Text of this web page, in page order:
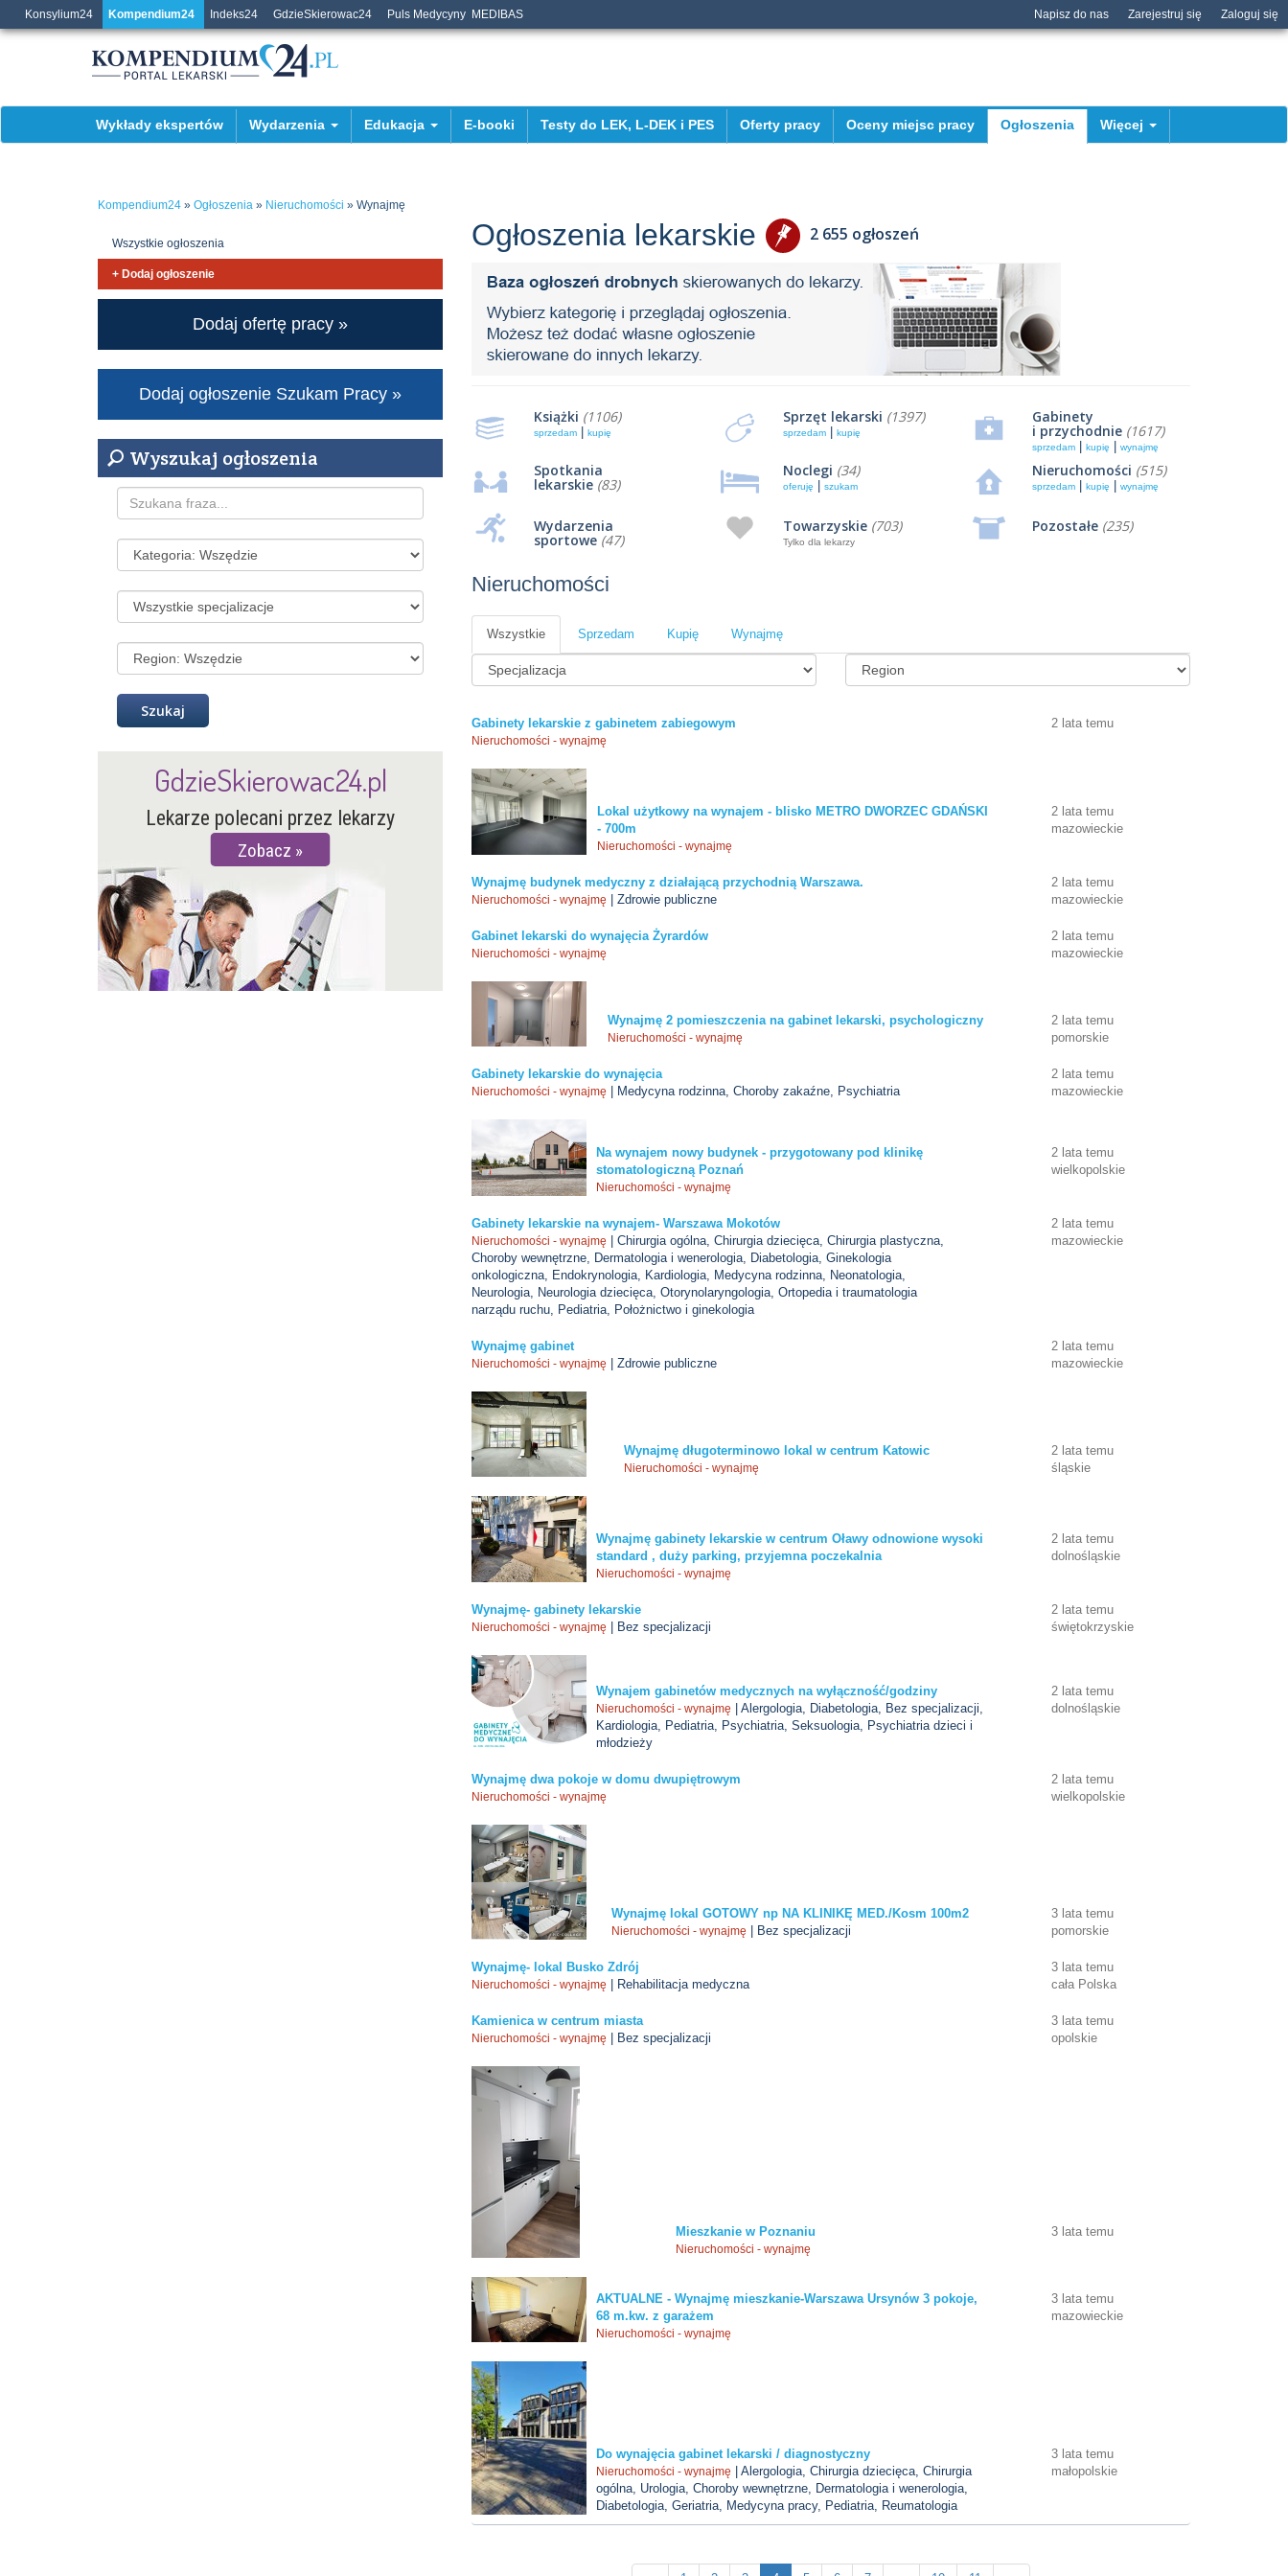
Konsylium24 Kompendium24 Indeks24 GdzieSkierowac24 Puls Medycyny MEDIBAS Napisz do nas Zarejestruj się Zaloguj się
Wykłady ekspertów Wydarzenia Edukacja E-booki Testy do LEK, L-DEK i PES Oferty pracy Oceny miejsc pracy Ogłoszenia Więcej
Kompendium24 » Ogłoszenia » Nieruchomości » Wynajmę
Wszystkie ogłoszenia
+ Dodaj ogłoszenie
Dodaj ofertę pracy »
Dodaj ogłoszenie Szukam Pracy »
Wyszukaj ogłoszenia
Lekarze polecani przez lekarzy
Zobacz
GdzieSkierowac24.pl
Ogłoszenia lekarskie 2 655 ogłoszeń
Książki (1106)
sprzedam| kupię
Sprzęt lekarski (1397)
sprzedam| kupię
Gabinety
i przychodnie(1617)
sprzedam| kupię wynajmę
Spotkania
lekarskie(83)
Noclegi (34)
oferuję szukam
Nieruchomości (515)
sprzedam| kupię wynajmę
Wydarzenia
sportowe(47)
Towarzyskie(703)
Tylko dla lekarzy
Pozostałe(235)
Nieruchomości
Wszystkie Sprzedam Kupię Wynajmę
Gabinety lekarskie z gabinetem zabiegowym
Nieruchomości - wynajmę
2 lata temu
Lokal użytkowy na wynajem - blisko METRO DWORZEC GDAŃSKI
- 700m
Nieruchomości - wynajmę
2 lata temu
mazowieckie
Wynajmę budynek medyczny z działającą przychodnią Warszawa.
Nieruchomości - wynajmę | Zdrowie publiczne
2 lata temu
mazowieckie
Gabinet lekarski do wynajęcia Żyrardów
Nieruchomości - wynajmę
2 lata temu
mazowieckie
Wynajmę 2 pomieszczenia na gabinet lekarski, psychologiczny
Nieruchomości - wynajmę
2 lata temu
pomorskie
Gabinety lekarskie do wynajęcia
Nieruchomości - wynajmę | Medycyna rodzinna, Choroby zakaźne, Psychiatria
2 lata temu
mazowieckie
Na wynajem nowy budynek - przygotowany pod klinikę
stomatologiczną Poznań
Nieruchomości - wynajmę
2 lata temu
wielkopolskie
Gabinety lekarskie na wynajem- Warszawa Mokotów
Nieruchomości - wynajmę
| Chirurgia ogólna, Chirurgia dziecięca, Chirurgia plastyczna,
Choroby wewnętrzne, Dermatologia i wenerologia, Diabetologia, Ginekologia
onkologiczna, Endokrynologia, Kardiologia, Medycyna rodzinna, Neonatologia,
Neurologia, Neurologia dziecięca, Otorynolaryngologia, Ortopedia i traumatologia
narządu ruchu, Pediatria, Położnictwo i ginekologia
2 lata temu
mazowieckie
Wynajmę gabinet
Nieruchomości - wynajmę | Zdrowie publiczne
2 lata temu
mazowieckie
Wynajmę długoterminowo lokal w centrum Katowic
Nieruchomości - wynajmę
2 lata temu
śląskie
Wynajmę gabinety lekarskie w centrum Oławy odnowione wysoki
standard , duży parking, przyjemna poczekalnia
Nieruchomości - wynajmę
2 lata temu
dolnośląskie
Wynajmę- gabinety lekarskie
Nieruchomości - wynajmę | Bez specjalizacji
2 lata temu
świętokrzyskie
Wynajem gabinetów medycznych na wyłączność/godziny
Nieruchomości - wynajmę
| Alergologia, Diabetologia, Bez specjalizacji,
Kardiologia, Pediatria, Psychiatria, Seksuologia, Psychiatria dzieci i
młodzieży
2 lata temu
dolnośląskie
Wynajmę dwa pokoje w domu dwupiętrowym
Nieruchomości - wynajmę
2 lata temu
wielkopolskie
Wynajmę lokal GOTOWY np NA KLINIKĘ MED./Kosm 100m2
Nieruchomości - wynajmę | Bez specjalizacji
3 lata temu
pomorskie
Wynajmę- lokal Busko Zdrój
Nieruchomości - wynajmę | Rehabilitacja medyczna
3 lata temu
cała Polska
Kamienica w centrum miasta
Nieruchomości - wynajmę | Bez specjalizacji
3 lata temu
opolskie
Mieszkanie w Poznaniu
Nieruchomości - wynajmę
3 lata temu
AKTUALNE - Wynajmę mieszkanie-Warszawa Ursynów 3 pokoje,
68 m.kw. z garażem
Nieruchomości - wynajmę
3 lata temu
mazowieckie
Do wynajęcia gabinet lekarski / diagnostyczny
Nieruchomości - wynajmę
| Alergologia, Chirurgia dziecięca, Chirurgia
ogólna, Urologia, Choroby wewnętrzne, Dermatologia i wenerologia,
Diabetologia, Geriatria, Medycyna pracy, Pediatria, Reumatologia
3 lata temu
małopolskie